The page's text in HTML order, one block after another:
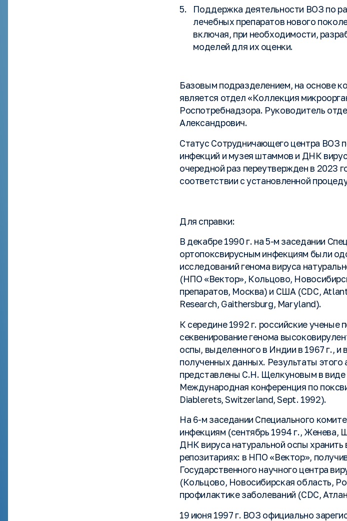
Поддержка деятельности ВОЗ по
лечебных препаратов нового
включая, при необходимости,
моделей для их оценки.
Базовым подразделением, на основе
является отдел «Коллекция
Роспотребнадзора. Руководитель
Александрович.
Статус Сотрудничающего центра ВОЗ
инфекций и музея штаммов и ДНК
очередной раз переутвержден в 2023
соответствии с установленной
Для справки:
В декабре 1990 г. на 5-м заседании
ортопоксвирусным инфекциям были
исследований генома вируса
(НПО «Вектор», Кольцово,
препаратов, Москва) и США (CDC,
Research, Gaithersburg, Maryland).
К середине 1992 г. российские ученые
секвенирование генома
оспы, выделенного в Индии в 1967 г.,
полученных данных. Результаты этого
представлены С.Н. Щелкуновым в
Международная конференция по
Diablerets, Switzerland, Sept. 1992).
На 6-м заседании Специального
инфекциям (сентябрь 1994 г., Женева,
ДНК вируса натуральной оспы
репозитариях: в НПО «Вектор»,
Государственного научного центра
(Кольцово, Новосибирская область,
профилактике заболеваний (CDC,
19 июня 1997 г. ВОЗ официально